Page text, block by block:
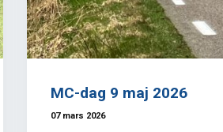
MC-dag 9 maj 2026
07 mars 2026